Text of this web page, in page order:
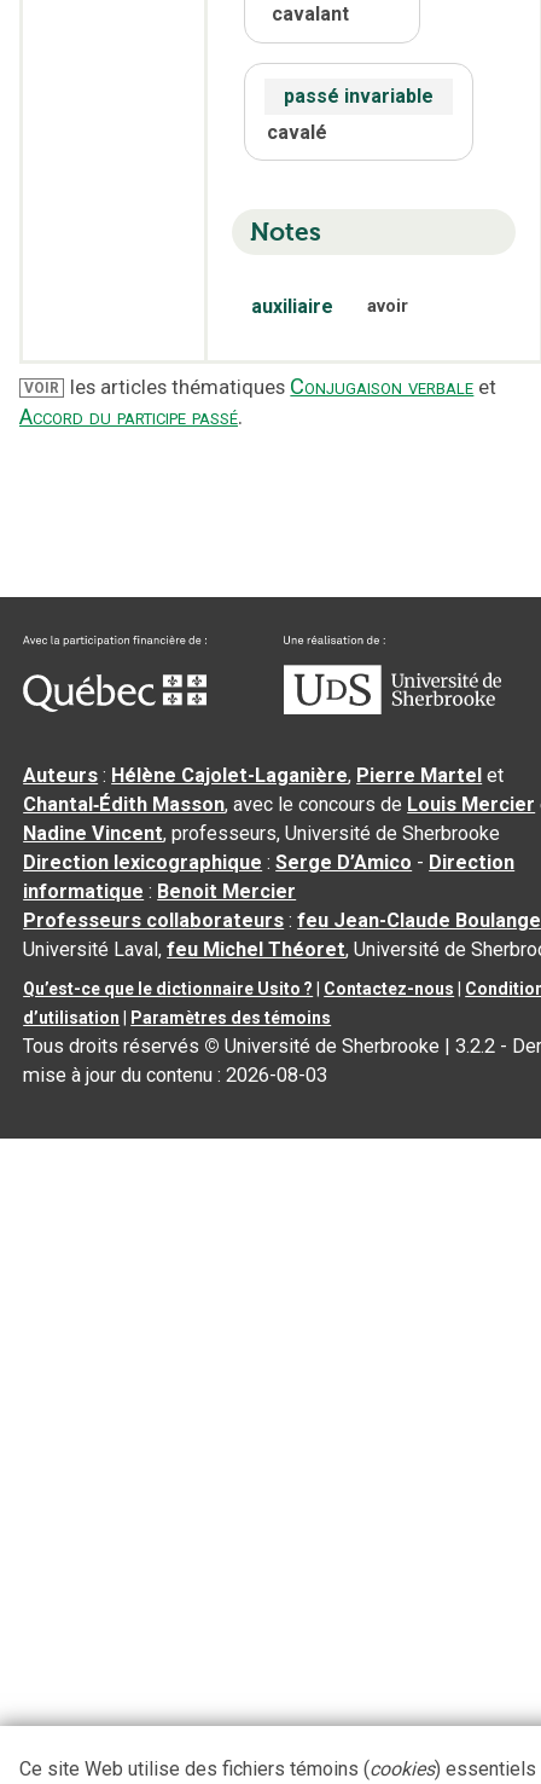
cavalant
passé invariable
cavalé
Notes
auxiliaire avoir
VOIR les articles thématiques Conjugaison verbale et
Accord du participe passé.
Auteurs : Hélène Cajolet-Laganière, Pierre Martel et
Chantal‑Édith Masson, avec le concours de Louis Mercier
Nadine Vincent, professeurs, Université de Sherbrooke
Direction lexicographique :Serge D’Amico - Direction
informatique : Benoit Mercier
Professeurs collaborateurs :feu Jean-Claude
Université Laval,feu Michel Théoret, Université de
Qu’est-ce que le dictionnaire Usito ? Contactez-nous
d’utilisation
Paramètres des témoins
Tous droits réservés © Université de Sherbrooke |3.2.2 -
mise à jour du contenu :2026-08-03
Ce site Web utilise des fichiers témoins (cookies) essentiels